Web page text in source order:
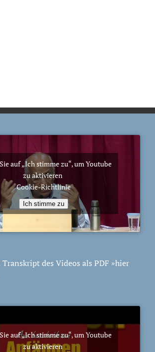
auf „Ich stimme zu“, um Youtube
zu aktivieren
Cookie-Richtlinie
Ich stimme zu
des Videos als PDF »hier
auf „Ich stimme zu“, um Youtube
zu aktivieren